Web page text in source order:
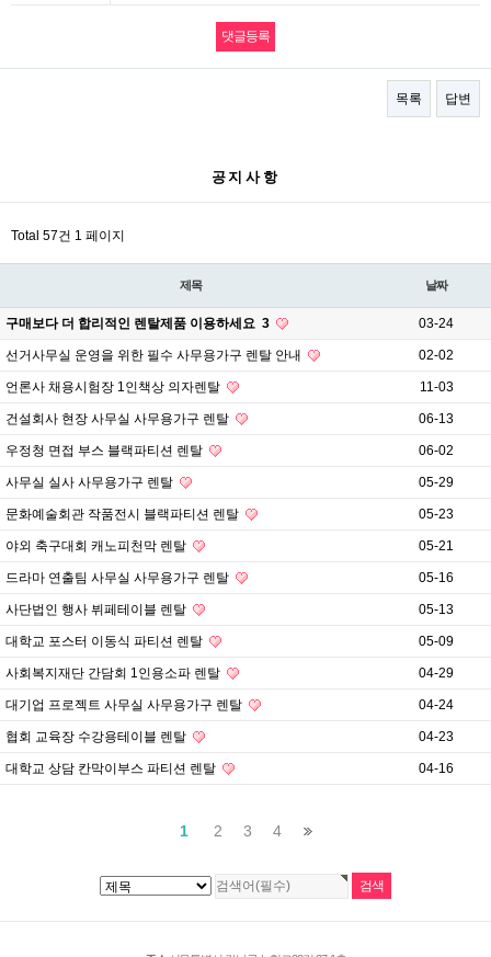
목록 답변
공지사항
Total 57건 1 페이지
제목 날짜
구매보다 더 합리적인 렌탈제품 이용하세요 3 03-24
선거사무실 운영을 위한 필수 사무용가구 렌탈 안내 02-02
언론사 채용시험장 1인책상 의자렌탈 11-03
건설회사 현장 사무실 사무용가구 렌탈 06-13
우정청 면접 부스 블랙파티션 렌탈 06-02
사무실 실사 사무용가구 렌탈 05-29
문화예술회관 작품전시 블랙파티션 렌탈 05-23
야외 축구대회 캐노피천막 렌탈 05-21
드라마 연출팀 사무실 사무용가구 렌탈 05-16
사단법인 행사 뷔페테이블 렌탈 05-13
대학교 포스터 이동식 파티션 렌탈 05-09
사회복지재단 간담회 1인용소파 렌탈 04-29
대기업 프로젝트 사무실 사무용가구 렌탈 04-24
협회 교육장 수강용테이블 렌탈 04-23
대학교 상담 칸막이부스 파티션 렌탈 04-16
1 2 3 4